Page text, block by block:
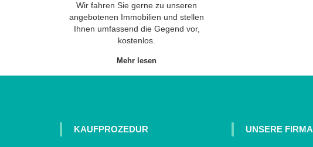
Wir fahren Sie gerne zu unseren
angebotenen Immobilien und stellen
Ihnen umfassend die Gegend vor,
kostenlos.
Mehr lesen
KAUFPROZEDUR UNSERE FIRMA